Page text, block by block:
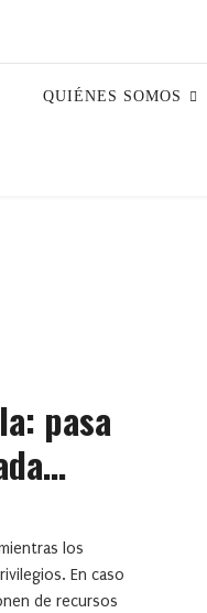
QUIÉNES SOMOS
pasa
los
En caso
de recursos